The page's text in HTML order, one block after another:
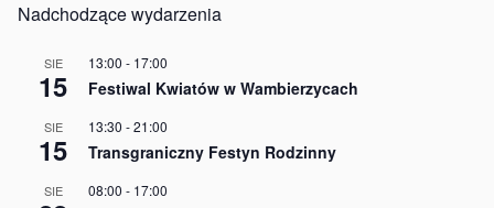
Nadchodzące wydarzenia
SIE
15
13:00 - 17:00
Festiwal Kwiatów w Wambierzycach
SIE
15
13:30 -21:00
Transgraniczny Festyn Rodzinny
SIE 08:00 - 17:00